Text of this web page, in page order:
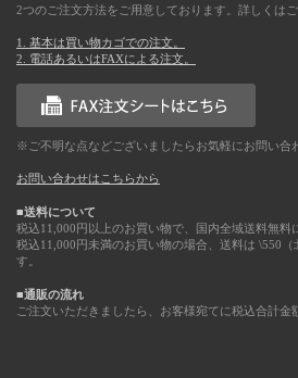
2つのご注文方法をご用意しております。詳しくは
1. 基本は買い物カゴでの注文。
2. 電話あるいはFAXによる注文。
※ご不明な点などございましたらお気軽にお問い合
お問い合わせはこちらから
■送料について
税込11,000円以上のお買い物で、国内全域送料無料
税込11,000円未満のお買い物の場合、送料は \550（
す。
■通販の流れ
ご注文いただきましたら、お客様宛てに税込合計金